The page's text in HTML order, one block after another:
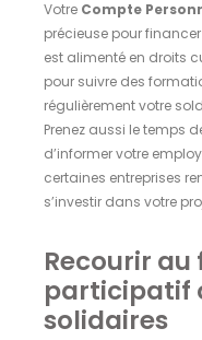
Votre Compte
précieuse pour
est alimenté en droits
pour suivre des
régulièrement votre
Prenez aussi le temps
d’informer votre
certaines entreprises
s’investir dans votre
Recourir
participatif
solidaires